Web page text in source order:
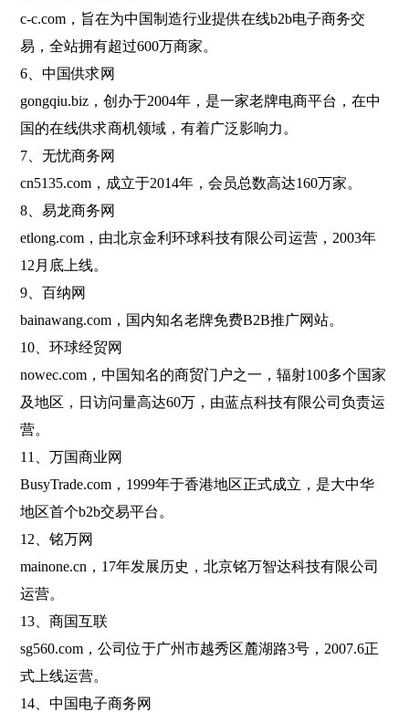
c-c.com，旨在为中国制造行业提供在线b2b电子商务交
易，全站拥有超过600万商家。
6、中国供求网
gongqiu.biz，创办于2004年，是一家老牌电商平台，在中
国的在线供求商机领域，有着广泛影响力。
7、无忧商务网
cn5135.com，成立于2014年，会员总数高达160万家。
8、易龙商务网
etlong.com，由北京金利环球科技有限公司运营，2003年
12月底上线。
9、百纳网
bainawang.com，国内知名老牌免费B2B推广网站。
10、环球经贸网
nowec.com，中国知名的商贸门户之一，辐射100多个国家
及地区，日访问量高达60万，由蓝点科技有限公司负责运
营。
11、万国商业网
BusyTrade.com，1999年于香港地区正式成立，是大中华
地区首个b2b交易平台。
12、铭万网
mainone.cn，17年发展历史，北京铭万智达科技有限公司
运营。
13、商国互联
sg560.com，公司位于广州市越秀区麓湖路3号，2007.6正
式上线运营。
14、中国电子商务网